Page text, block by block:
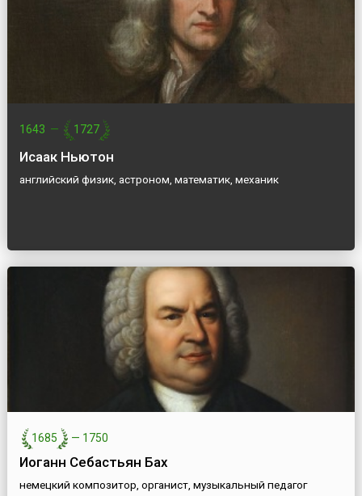
1643 — 1727
Исаак Ньютон
английский физик, астроном, математик, механик
1685 — 1750
Иоганн Себастьян Бах
немецкий композитор, органист, музыкальный педагог